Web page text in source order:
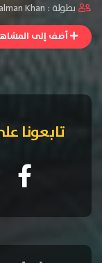
بطولة : Khan
أضف إلى
تابعونا